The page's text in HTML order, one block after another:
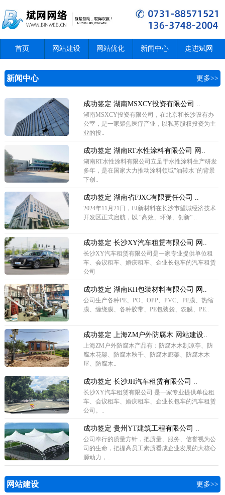
首页 网站建设 网站优化 新闻中心 走进斌网
新闻中心 更多>>
成功签定 湖南MSXCY投资有限公司 ..
湖南MSXCY投资有限公司，在北京和长沙设有办
公室，是一家聚焦医疗产业，以私募股权投资为主
业的投..
成功签定 湖南RT水性涂料有限公司 网..
湖南RT水性涂料有限公司立足于水性涂料生产研发
多年，是在国家大力推动涂料领域"油转水"的背景
下创..
成功签定 湖南省FJXC有限责任公司 ..
2024年11月21日，FJ新材料在长沙市望城经济技术
开发区正式启航，以 “高效、环保、创新” ..
成功签定 长沙XY汽车租赁有限公司 网..
长沙XY汽车租赁有限公司是一家专业提供单位租
车、会议租车、婚庆租车、企业长包车的汽车租赁
公司
成功签定 湖南KH包装材料有限公司 网..
公司生产各种PE、PO、OPP、PVC、PE膜、热缩
膜、缠绕膜、各种胶带、PE包装袋、农膜、PE..
成功签定 上海ZM户外防腐木 网站建设..
上海ZM户外防腐木产品有：防腐木木制凉亭、防
腐木花架、防腐木秋千、防腐木廊架、防腐木木
屋、防腐木..
成功签定 长沙JH汽车租赁有限公司 ..
长沙XY汽车租赁有限公司 是一家专业提供单位租
车、会议租车、婚庆租车、企业长包车的汽车租赁
公司。..
成功签定 贵州YT建筑工程有限公司 ..
公司奉行的质量方针，把质量、服务、信誉视为公
司的生命，把提高员工素质看成企业发展的大核心
源动力，..
网站建设 更多>>